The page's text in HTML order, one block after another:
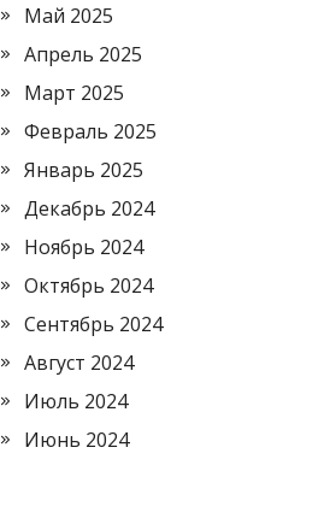
Май 2025
Апрель 2025
Март 2025
Февраль 2025
Январь 2025
Декабрь 2024
Ноябрь 2024
Октябрь 2024
Сентябрь 2024
Август 2024
Июль 2024
Июнь 2024